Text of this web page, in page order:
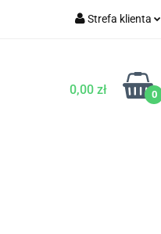
Strefa klienta
Zarejestruj się
Dodaj zgłoszenie
0,00 zł 0